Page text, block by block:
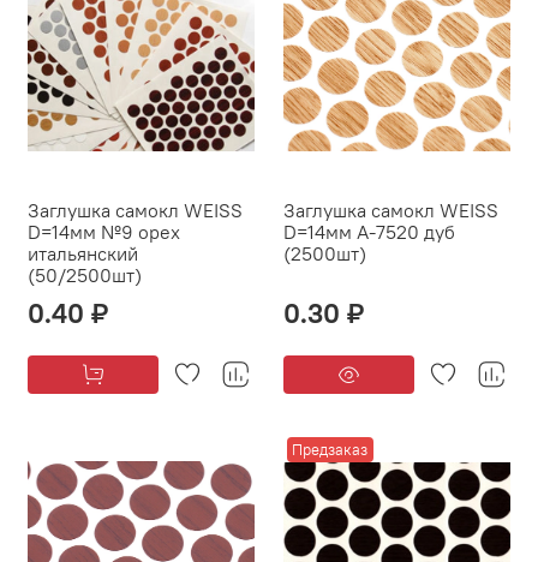
Заглушка самокл WEISS
D=14мм №9 орех
итальянский
(50/2500шт)
0.40 ₽
Заглушка самокл WEISS
D=14мм А-7520 дуб
(2500шт)
0.30 ₽
Предзаказ